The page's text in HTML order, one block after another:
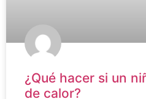
¿Qué hacer si un
de calor?